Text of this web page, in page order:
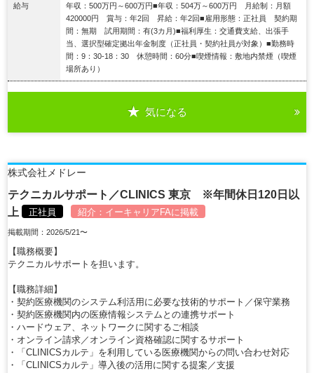
給与
年収：500万円～600万円■年収：504万～600万円 月給制：月額
420000円 賞与：年2回 昇給：年2回■雇用形態：正社員 契約期
間：無期 試用期間：有(3カ月)■福利厚生：交通費支給、出張手
当、選択型確定拠出年金制度（正社員・契約社員が対象）■勤務時
間：9：30-18：30 休憩時間：60分■喫煙情報：敷地内禁煙（喫煙
場所あり）
気になる
株式会社メドレー
テクニカルサポート／CLINICS 東京 ※年間休日120日以
上
正社員 紹介： イーキャリアFAに掲載
掲載期間：2026/5/21〜
【職務概要】
テクニカルサポートを担います。
【職務詳細】
・契約医療機関のシステム利活用に必要な技術的サポート／保守業務
・契約医療機関内の医療情報システムとの連携サポート
・ハードウェア、ネットワークに関するご相談
・オンライン請求／オンライン資格確認に関するサポート
・「CLINICSカルテ」を利用している医療機関からの問い合わせ対応
・「CLINICSカルテ」導入後の活用に関する提案／支援